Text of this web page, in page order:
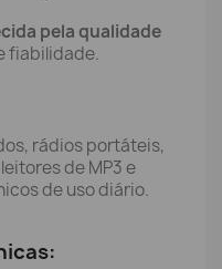
pela qualidade
fiabilidade.
rádios portáteis,
de MP3 e
de uso diário.